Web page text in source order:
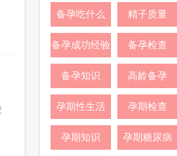
备孕吃什么 精子质量
备孕成功经验 备孕检查
备孕知识 高龄备孕
孕期性生活 孕期检查
孕期知识 孕期糖尿病